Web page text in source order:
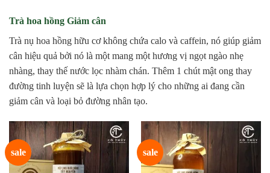
Trà hoa hồng Giảm cân
Trà nụ hoa hồng hữu cơ không chứa calo và caffein, nó giúp giảm
cân hiệu quả bởi nó là một mang một hương vị ngọt ngào nhẹ
nhàng, thay thế nước lọc nhàm chán. Thêm 1 chút mật ong thay
đường tinh luyện sẽ là lựa chọn hợp lý cho những ai đang cần
giảm cân và loại bỏ đường nhân tạo.
sale sale